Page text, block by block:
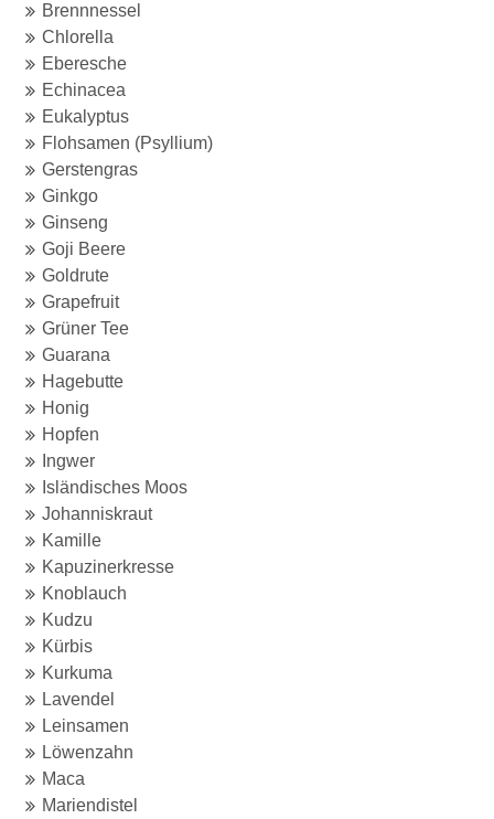
Brennnessel
Chlorella
Eberesche
Echinacea
Eukalyptus
Flohsamen (Psyllium)
Gerstengras
Ginkgo
Ginseng
Goji Beere
Goldrute
Grapefruit
Grüner Tee
Guarana
Hagebutte
Honig
Hopfen
Ingwer
Isländisches Moos
Johanniskraut
Kamille
Kapuzinerkresse
Knoblauch
Kudzu
Kürbis
Kurkuma
Lavendel
Leinsamen
Löwenzahn
Maca
Mariendistel